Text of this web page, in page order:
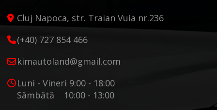
Cluj Napoca, str. Traian Vuia nr.236
(+40) 727 854 466
kimautoland@gmail.com
Luni - Vineri 9:00 - 18:00
Sâmbătă 10:00 - 13:00